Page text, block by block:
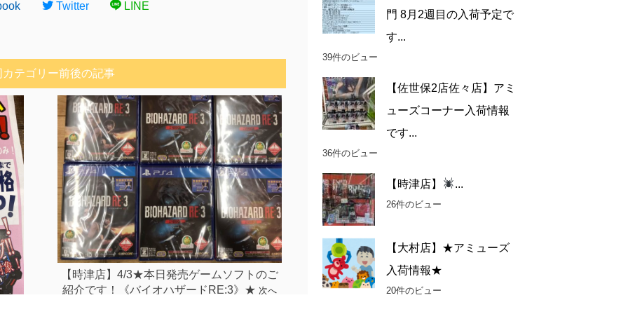
Twitter LINE
カテゴリー前後の記事
【時津店】4/3★本日発売ゲームソフトのご
紹介です！《バイオハザードRE:3》★ 次へ
門 8月2週目の入荷予定で
す...
39件のビュー
【佐世保2店佐々店】アミ
ューズコーナー入荷情報
です...
36件のビュー
【時津店】 ...
26件のビュー
【大村店】★アミューズ
入荷情報★
20件のビュー